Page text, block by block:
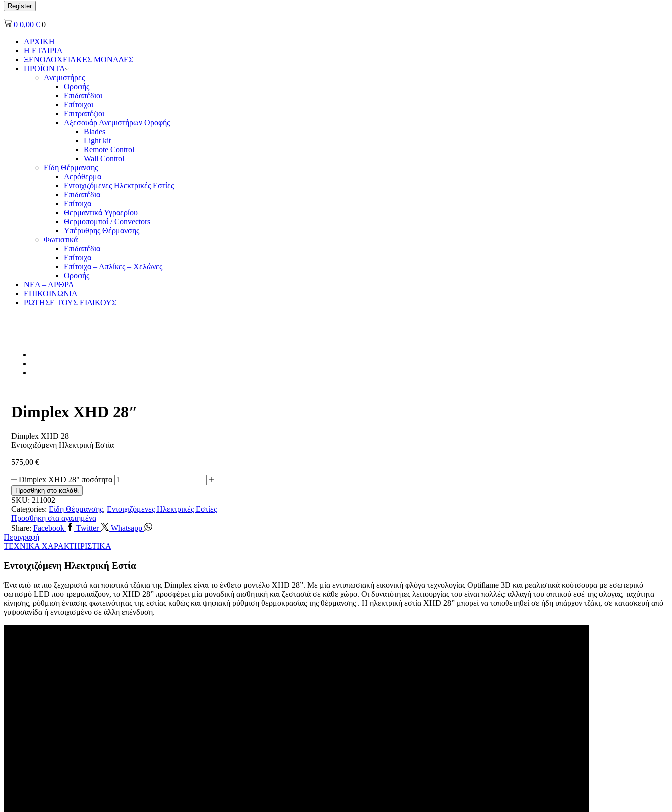
Register
0 0,00 € 0
ΑΡΧΙΚΗ
Η ΕΤΑΙΡΙΑ
ΞΕΝΟΔΟΧΕΙΑΚΕΣ ΜΟΝΑΔΕΣ
ΠΡΟΪΟΝΤΑ
Ανεμιστήρες
Οροφής
Επιδαπέδιοι
Επίτοιχοι
Επιτραπέζιοι
Αξεσουάρ Ανεμιστήρων Οροφής
Blades
Light kit
Remote Control
Wall Control
Είδη Θέρμανσης
Αερόθερμα
Εντοιχιζόμενες Ηλεκτρικές Εστίες
Επιδαπέδια
Επίτοιχα
Θερμαντικά Υγραερίου
Θερμοπομποί / Convectors
Υπέρυθρης Θέρμανσης
Φωτιστικά
Επιδαπέδια
Επίτοιχα
Επίτοιχα – Απλίκες – Χελώνες
Οροφής
ΝΕΑ – ΑΡΘΡΑ
ΕΠΙΚΟΙΝΩΝΙΑ
ΡΩΤΗΣΕ ΤΟΥΣ ΕΙΔΙΚΟΥΣ
Dimplex XHD 28″
Dimplex XHD 28
Εντοιχιζόμενη Ηλεκτρική Εστία
575,00 €
Dimplex XHD 28" ποσότητα
Προσθήκη στο καλάθι
SKU: 211002
Categories: Είδη Θέρμανσης, Εντοιχιζόμενες Ηλεκτρικές Εστίες
Προσθήκη στα αγαπημένα
Share: Facebook Twitter
Whatsapp
Περιγραφή
ΤΕΧΝΙΚΑ ΧΑΡΑΚΤΗΡΙΣΤΙΚΑ
Εντοιχιζόμενη Ηλεκτρική Εστία
Ένα από τα πιο ξεχωριστά και ποιοτικά τζάκια της Dimplex είναι το ένθετο μοντέλο XHD 28”. Mε μία εντυπωσιακή εικονική φλόγα τεχνολογίας Optiflame 3D και ρεαλιστικά κούτσουρα με εσωτερικό
φωτισμό LED που τρεμοπαίζουν, το XHD 28” προσφέρει μία μοναδική αισθητική και ζεστασιά σε κάθε χώρο. Οι δυνατότητες λειτουργίας του είναι πολλές: αλλαγή του οπτικού εφέ της φλογας, ταχύτητα
κίνησης, ρύθμιση έντασης φωτεινότητας της εστίας καθώς και ψηφιακή ρύθμιση θερμοκρασίας της θέρμανσης . Η ηλεκτρική εστία XHD 28” μπορεί να τοποθετηθεί σε ήδη υπάρχον τζάκι, σε κατασκευή από
γυψοσανίδα ή εντοιχισμένο σε άλλη επένδυση.